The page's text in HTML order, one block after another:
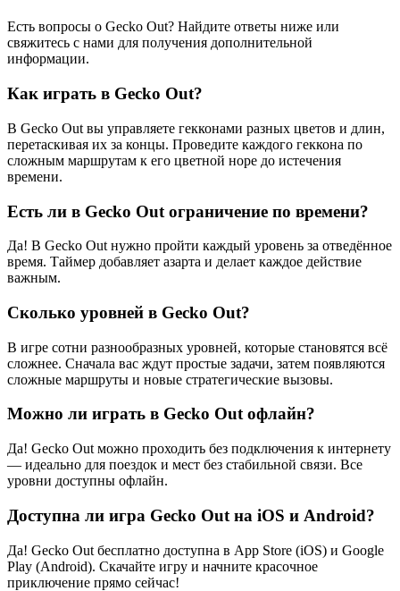
Есть вопросы о Gecko Out? Найдите ответы ниже или
свяжитесь с нами для получения дополнительной
информации.
Как играть в Gecko Out?
В Gecko Out вы управляете гекконами разных цветов и длин,
перетаскивая их за концы. Проведите каждого геккона по
сложным маршрутам к его цветной норе до истечения
времени.
Есть ли в Gecko Out ограничение по времени?
Да! В Gecko Out нужно пройти каждый уровень за отведённое
время. Таймер добавляет азарта и делает каждое действие
важным.
Сколько уровней в Gecko Out?
В игре сотни разнообразных уровней, которые становятся всё
сложнее. Сначала вас ждут простые задачи, затем появляются
сложные маршруты и новые стратегические вызовы.
Можно ли играть в Gecko Out офлайн?
Да! Gecko Out можно проходить без подключения к интернету
— идеально для поездок и мест без стабильной связи. Все
уровни доступны офлайн.
Доступна ли игра Gecko Out на iOS и Android?
Да! Gecko Out бесплатно доступна в App Store (iOS) и Google
Play (Android). Скачайте игру и начните красочное
приключение прямо сейчас!